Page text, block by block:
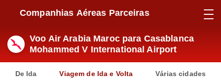
Companhias Aéreas Parceiras
Voo Air Arabia Maroc para Casablanca
Mohammed V International Airport
De Ida Viagem de Ida e Volta Várias cidades